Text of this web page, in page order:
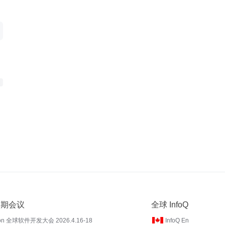
会议
全球软件开发大会 2026.4.16-18
全球 InfoQ
InfoQ En